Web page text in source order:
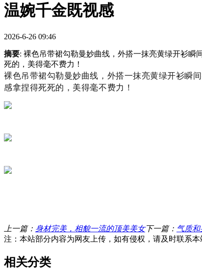
温婉千金既视感
2026-6-26 09:46
摘要: 裸色吊带裙勾勒曼妙曲线，外搭一抹亮黄绿开衫瞬
死的，美得毫不费力！
裸色吊带裙勾勒曼妙曲线，外搭一抹亮黄绿开衫瞬
感拿捏得死死的，美得毫不费力！
上一篇： 身材完美，相貌一流的顶美美女下一篇： 气质
注：本站部分内容为网友上传，如有侵权，请及时联系
相关分类